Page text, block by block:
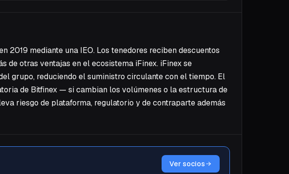
2019 mediante una IEO. Los tenedores reciben descuentos
de otras ventajas en el ecosistema iFinex. iFinex se
grupo, reduciendo el suministro circulante con el tiempo. El
de Bitfinex — si cambian los volúmenes o la estructura de
riesgo de plataforma, regulatorio y de contraparte además
Ver socios